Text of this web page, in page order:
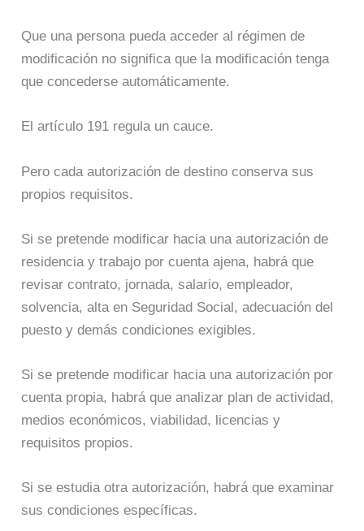
Que una persona pueda acceder al régimen de
modificación no significa que la modificación tenga
que concederse automáticamente.
El artículo 191 regula un cauce.
Pero cada autorización de destino conserva sus
propios requisitos.
Si se pretende modificar hacia una autorización de
residencia y trabajo por cuenta ajena, habrá que
revisar contrato, jornada, salario, empleador,
solvencia, alta en Seguridad Social, adecuación del
puesto y demás condiciones exigibles.
Si se pretende modificar hacia una autorización por
cuenta propia, habrá que analizar plan de actividad,
medios económicos, viabilidad, licencias y
requisitos propios.
Si se estudia otra autorización, habrá que examinar
sus condiciones específicas.